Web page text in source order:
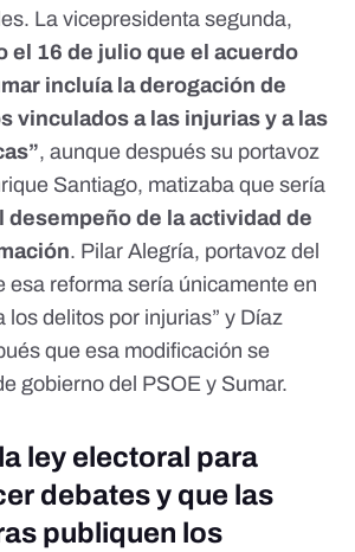
La vicepresidenta segunda,
el 16 de julio que el acuerdo
incluía la derogación de
vinculados a las injurias y a las
, aunque después su portavoz
Santiago, matizaba que sería
desempeño de la actividad de
. Pilar Alegría, portavoz del
esa reforma sería únicamente en
los delitos por injurias” y Díaz
que esa modificación se
gobierno del PSOE y Sumar.
ley electoral para
debates y que las
publiquen los